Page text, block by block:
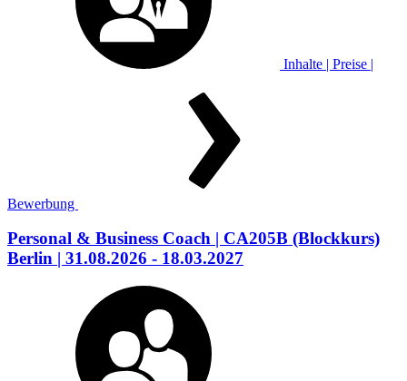
Inhalte | Preise |
Bewerbung
Personal & Business Coach | CA205B (Blockkurs)
Berlin | 31.08.2026 - 18.03.2027